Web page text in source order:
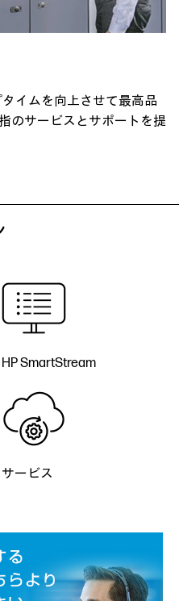
イムを向上させて最高品
のサービスとサポートを提
HP SmartStream
サービス